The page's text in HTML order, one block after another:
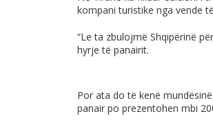
kompani turistike nga vende
“Le ta zbulojmë Shqipërinë
hyrje të panairit.
Por ata do të kenë
panair po prezentohen mbi